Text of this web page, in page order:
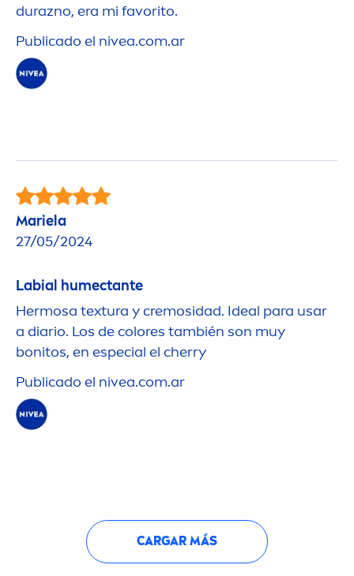
durazno, era mi favorito.
Publicado el nivea.com.ar
Mariela
27/05/2024
Labial humectante
Hermosa textura y cremosidad. Ideal para usar
a diario. Los decolores también son muy
bonitos, en especial el cherry
Publicado el nivea.com.ar
CARGAR MÁS